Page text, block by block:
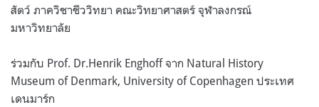
สัตว์ ภาควิชาชีววิทยา คณะวิทยาศาสตร์ จุฬาลงกรณ์
มหาวิทยาลัย
ร่วมกับ Prof. Dr.Henrik Enghoff จาก Natural History
Museum of Denmark, University of Copenhagen ประเทศ
เดนมาร์ก